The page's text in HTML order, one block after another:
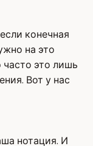
конечная
на это
это лишь
Вот у нас
нотация. И